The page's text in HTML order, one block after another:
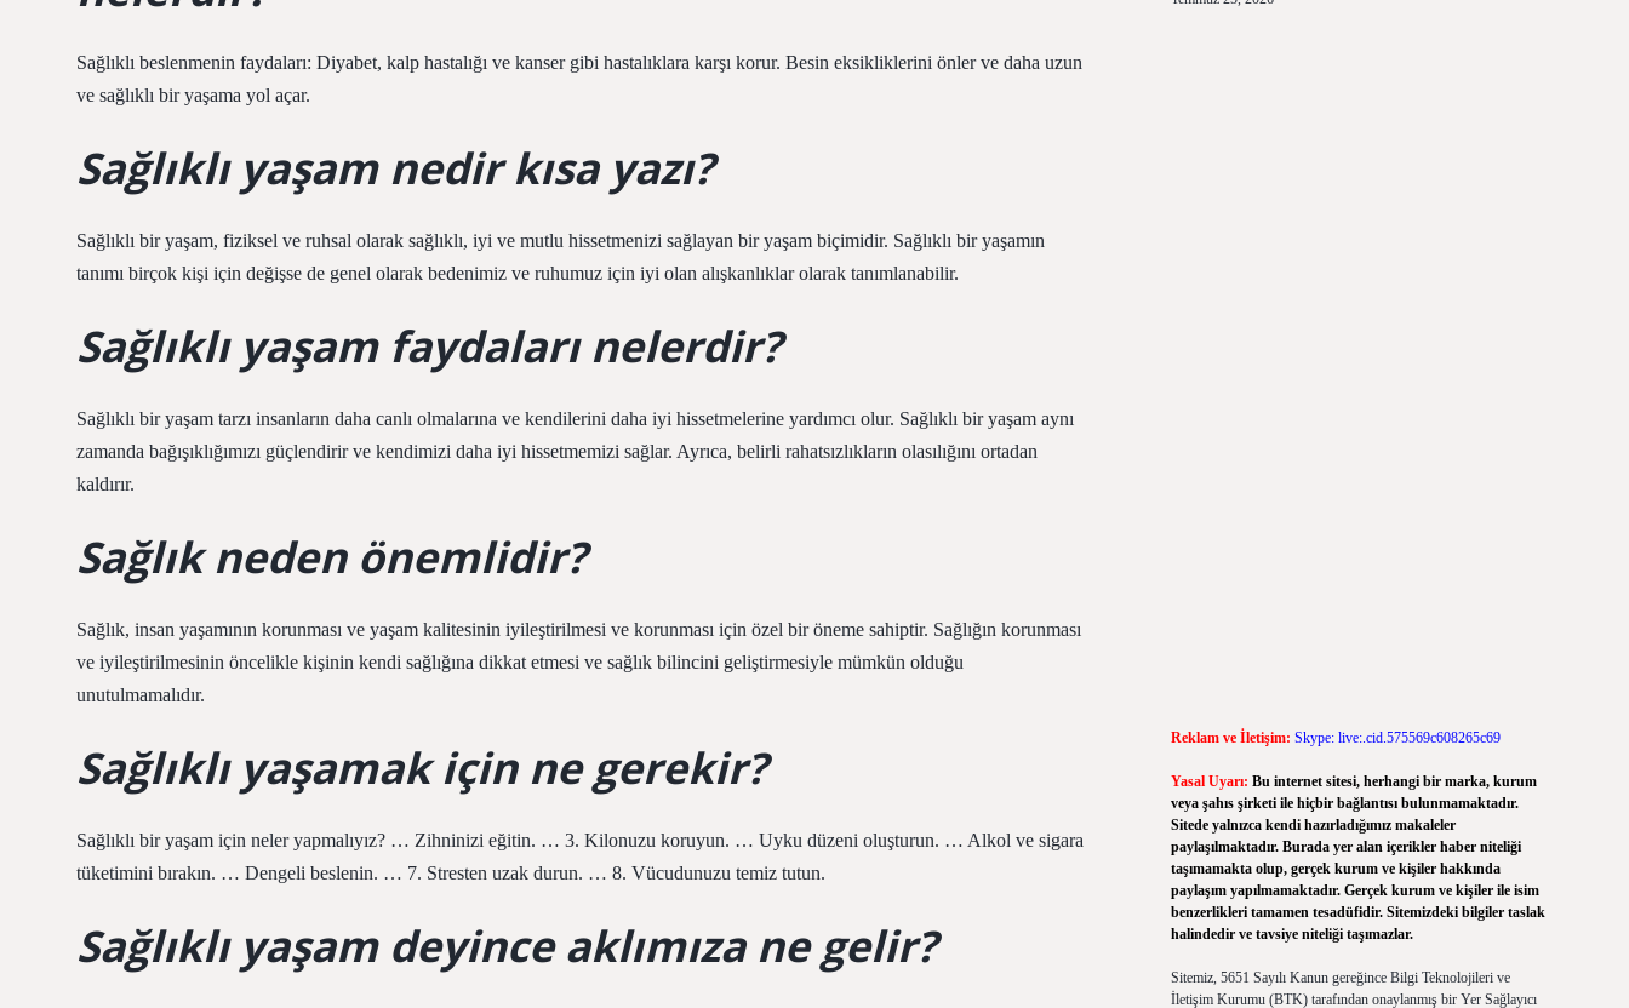
Sağlıklı beslenmenin faydaları: Diyabet, kalp hastalığı ve kanser gibi hastalıklara karşı korur. Besin eksikliklerini önler ve daha uzun
ve sağlıklı bir yaşama yol açar.
Sağlıklı yaşam nedir kısa yazı?
Sağlıklı bir yaşam, fiziksel ve ruhsal olarak sağlıklı, iyi ve mutlu hissetmenizi sağlayan bir yaşam biçimidir. Sağlıklı bir yaşamın
tanımı birçok kişi için değişse de genel olarak bedenimiz ve ruhumuz için iyi olan alışkanlıklar olarak tanımlanabilir.
Sağlıklı yaşam faydaları nelerdir?
Sağlıklı bir yaşam tarzı insanların daha canlı olmalarına ve kendilerini daha iyi hissetmelerine yardımcı olur. Sağlıklı bir yaşam aynı
zamanda bağışıklığımızı güçlendirir ve kendimizi daha iyi hissetmemizi sağlar. Ayrıca, belirli rahatsızlıkların olasılığını ortadan
kaldırır.
Sağlık neden önemlidir?
Sağlık, insan yaşamının korunması ve yaşam kalitesinin iyileştirilmesi ve korunması için özel bir öneme sahiptir. Sağlığın korunması
ve iyileştirilmesinin öncelikle kişinin kendi sağlığına dikkat etmesi ve sağlık bilincini geliştirmesiyle mümkün olduğu
unutulmamalıdır.
Sağlıklı yaşamak için ne gerekir?
Sağlıklı bir yaşam için neler yapmalıyız? … Zihninizi eğitin. … 3. Kilonuzu koruyun. … Uyku düzeni oluşturun. … Alkol ve sigara
tüketimini bırakın. … Dengeli beslenin. … 7. Stresten uzak durun. … 8. Vücudunuzu temiz tutun.
Sağlıklı yaşam deyince aklımıza ne gelir?
Reklam ve İletişim: Skype: live:.cid.575569c608265c69
Yasal Uyarı: Bu internet sitesi, herhangi bir marka, kurum
veya şahıs şirketi ile hiçbir bağlantısı bulunmamaktadır.
Sitede yalnızca kendi hazırladığımız makaleler
paylaşılmaktadır. Burada yer alan içerikler haber niteliği
taşımamakta olup, gerçek kurum ve kişiler hakkında
paylaşım yapılmamaktadır. Gerçek kurum ve kişiler ile isim
benzerlikleri tamamen tesadüfidir. Sitemizdeki bilgiler taslak
halindedir ve tavsiye niteliği taşımazlar.
Sitemiz, 5651 Sayılı Kanun gereğince Bilgi Teknolojileri ve
İletişim Kurumu (BTK) tarafından onaylanmış bir Yer Sağlayıcı